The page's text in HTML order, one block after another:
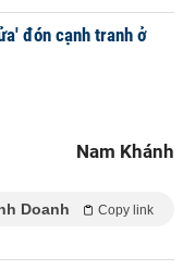
đón cạnh tranh ở
Nam Khánh
Doanh Copy link